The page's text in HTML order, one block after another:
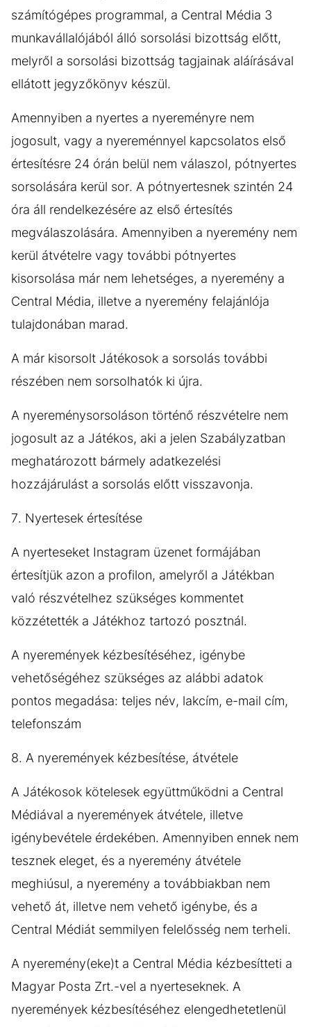
számítógépes programmal, a Central Média 3
munkavállalójából álló sorsolási bizottság előtt,
melyről a sorsolási bizottság tagjainak aláírásával
ellátott jegyzőkönyv készül.
Amennyiben a nyertes a nyereményre nem
jogosult, vagy a nyereménnyel kapcsolatos első
értesítésre 24 órán belül nem válaszol, pótnyertes
sorsolására kerül sor. A pótnyertesnek szintén 24
óra áll rendelkezésére az első értesítés
megválaszolására. Amennyiben a nyeremény nem
kerül átvételre vagy további pótnyertes
kisorsolása már nem lehetséges, a nyeremény a
Central Média, illetve a nyeremény felajánlója
tulajdonában marad.
A már kisorsolt Játékosok a sorsolás további
részében nem sorsolhatók ki újra.
A nyereménysorsoláson történő részvételre nem
jogosult az a Játékos, aki a jelen Szabályzatban
meghatározott bármely adatkezelési
hozzájárulást a sorsolás előtt visszavonja.
7. Nyertesek értesítése
A nyerteseket Instagram üzenet formájában
értesítjük azon a profilon, amelyről a Játékban
való részvételhez szükséges kommentet
közzétették a Játékhoz tartozó posztnál.
A nyeremények kézbesítéséhez, igénybe
vehetőségéhez szükséges az alábbi adatok
pontos megadása: teljes név, lakcím, e-mail cím,
telefonszám
8. A nyeremények kézbesítése, átvétele
A Játékosok kötelesek együttműködni a Central
Médiával a nyeremények átvétele, illetve
igénybevétele érdekében. Amennyiben ennek nem
tesznek eleget, és a nyeremény átvétele
meghiúsul, a nyeremény a továbbiakban nem
vehető át, illetve nem vehető igénybe, és a
Central Médiát semmilyen felelősség nem terheli.
A nyeremény(eke)t a Central Média kézbesítteti a
Magyar Posta Zrt.-vel a nyerteseknek. A
nyeremények kézbesítéséhez elengedhetetlenül